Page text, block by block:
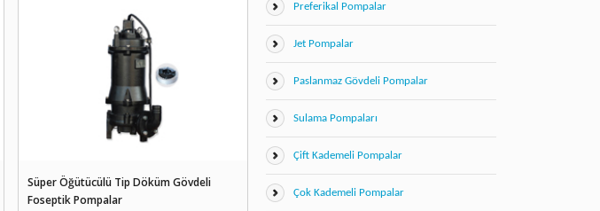
Süper Öğütücülü Tip Döküm Gövdeli
Foseptik Pompalar
Preferikal Pompalar
Jet Pompalar
Paslanmaz Gövdeli Pompalar
Sulama Pompaları
Çift Kademeli Pompalar
Çok Kademeli Pompalar